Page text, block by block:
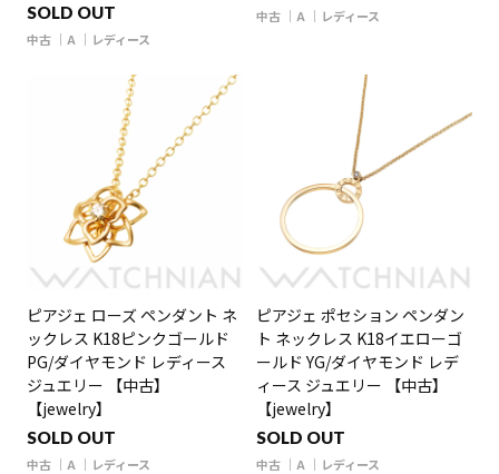
SOLD OUT
中古 A レディース
中古 A レディース
ピアジェ ローズ ペンダント ネ
ックレス K18ピンクゴールド
PG/ダイヤモンド レディース
ジュエリー 【中古】
【jewelry】
SOLD OUT
中古 A レディース
ピアジェ ポセション ペンダン
ト ネックレス K18イエローゴ
ールド YG/ダイヤモンド レデ
ィース ジュエリー 【中古】
【jewelry】
SOLD OUT
中古 A レディース